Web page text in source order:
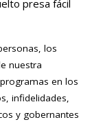
presa fácil
los
nuestra
en los
infidelidades,
y gobernantes